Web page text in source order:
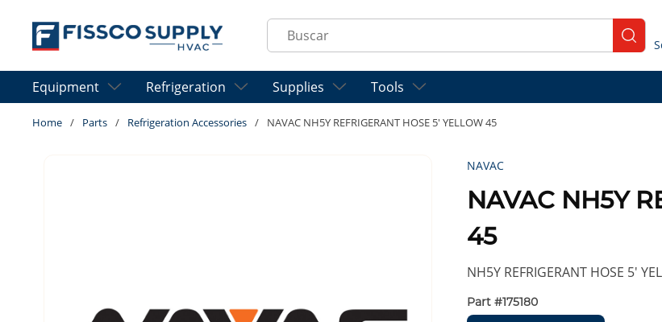
Skip to main content
Site Search
Equipment Refrigeration Supplies Tools
Home / Parts / Refrigeration Accessories / NAVAC NH5Y REFRIGERANT HOSE 5' YELLOW 45
NAVAC
NAVAC NH5Y
45
NH5Y REFRIGERANT HOSE 5'
Part #175180